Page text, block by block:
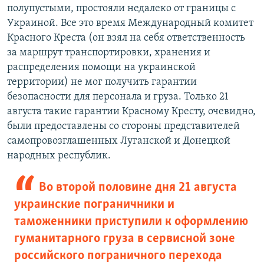
полупустыми, простояли недалеко от границы с
Украиной. Все это время Международный комитет
Красного Креста (он взял на себя ответственность
за маршрут транспортировки, хранения и
распределения помощи на украинской
территории) не мог получить гарантии
безопасности для персонала и груза. Только 21
августа такие гарантии Красному Кресту, очевидно,
были предоставлены со стороны представителей
самопровозглашенных Луганской и Донецкой
народных республик.
Во второй половине дня 21 августа
украинские пограничники и
таможенники приступили к оформлению
гуманитарного груза в сервисной зоне
российского пограничного перехода